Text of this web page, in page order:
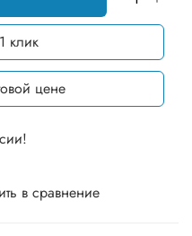
в сравнение
клик
цене